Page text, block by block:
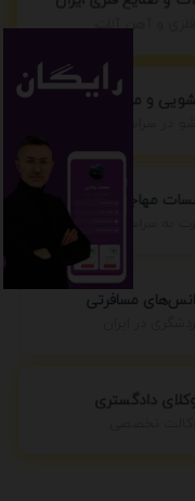
و آهن آلات
و مبل شویی
مهاجرتی ایران
به سراسر جهان
مسافرتی
دادگستری